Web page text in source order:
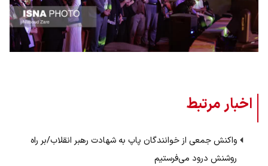
اخبار مرتبط
واکنش جمعی از خوانندگان پاپ به شهادت رهبر انقلاب/بر راه
روشنش درود می‌فرستیم